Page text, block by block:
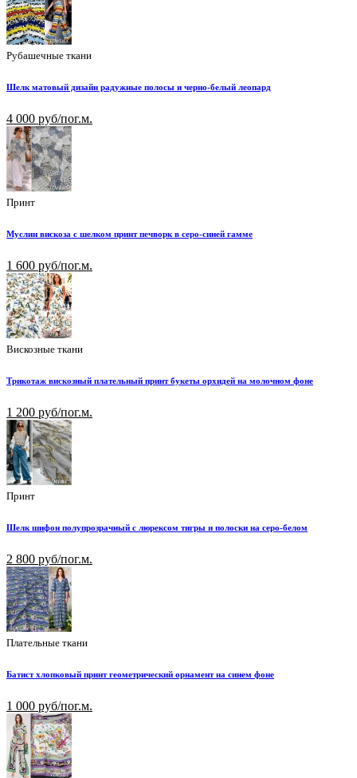
Рубашечные ткани
Шелк матовый дизайн радужные полосы и черно-белый леопард
4 000 руб/пог.м.
Принт
Муслин вискоза с шелком принт печворк в серо-синей гамме
1 600 руб/пог.м.
Вискозные ткани
Трикотаж вискозный плательный принт букеты орхидей на молочном фоне
1 200 руб/пог.м.
Принт
Шелк шифон полупрозрачный с люрексом тигры и полоски на серо-белом
2 800 руб/пог.м.
Плательные ткани
Батист хлопковый принт геометрический орнамент на синем фоне
1 000 руб/пог.м.